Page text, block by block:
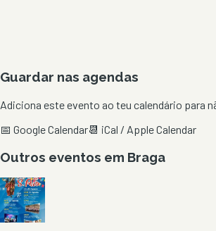
Guardar nas agendas
Adiciona este evento ao teu calendário para
📅 Google Calendar📆 iCal / Apple Calendar
Outros eventos em Braga